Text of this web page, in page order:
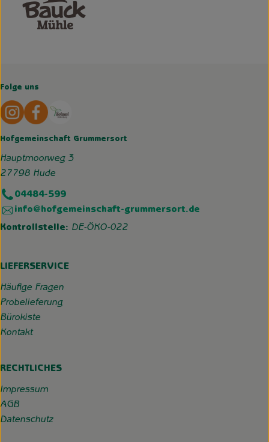
Folge uns
Externer Link zu https://www.instagram.com/
Hofgemeinschaft Grummersort
Hauptmoorweg 3
27798 Hude
04484-599
info@hofgemeinschaft-grummersort.de
Kontrollstelle: DE-ÖKO-022
LIEFERSERVICE
Häufige Fragen
Probelieferung
Bürokiste
Kontakt
RECHTLICHES
Impressum
AGB
Datenschutz